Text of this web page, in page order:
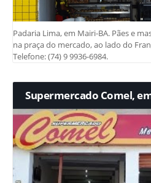
Padaria Lima, em Mairi-BA. Pães e
na praça do mercado, ao lado do
Telefone: (74) 9 9936-6984.
Supermercado Comel,